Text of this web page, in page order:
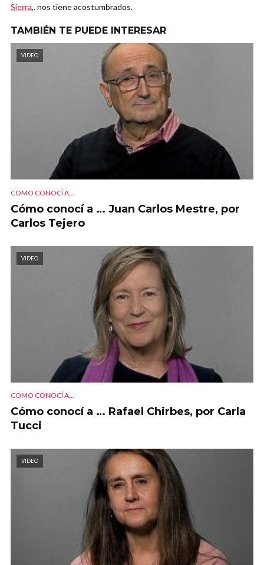
Sierra,. nos tiene acostumbrados.
TAMBIÉN TE PUEDE INTERESAR
VIDEO
COMO CONOCÍ A...
Cómo conocí a … Juan Carlos Mestre, por
Carlos Tejero
VIDEO
COMO CONOCÍ A...
Cómo conocí a … Rafael Chirbes, por Carla
Tucci
VIDEO